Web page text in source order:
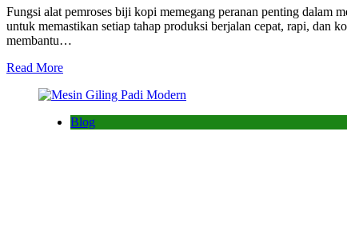
Fungsi alat pemroses biji kopi memegang peranan penting dalam
untuk memastikan setiap tahap produksi berjalan cepat, rapi, dan
membantu…
Read More
Blog